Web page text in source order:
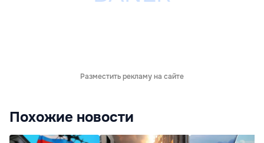
Разместить рекламу на сайте
Похожие новости